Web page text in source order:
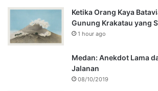
Ketika Orang Kaya
Gunung Krakatau yang
1 hour ago
Medan: Anekdot Lama
Jalanan
08/10/2019